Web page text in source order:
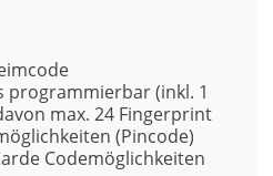
programmierbar (inkl. 1
max. 24 Fingerprint
(Pincode)
Codemöglichkeiten